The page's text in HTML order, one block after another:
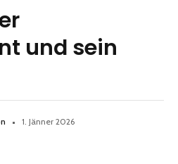
und sein
1. Jänner 2026